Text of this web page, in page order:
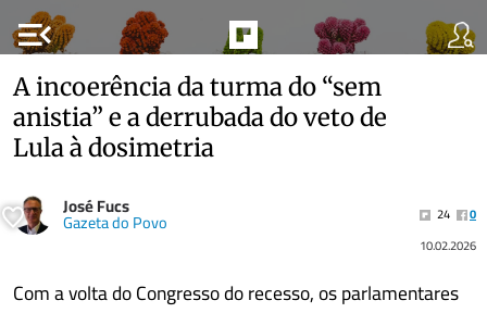
menu_open
A incoerência da turma do “sem
anistia” e a derrubada do veto de
Lula à dosimetria
José Fucs
Gazeta do Povo 24
0
10.02.2026
Com a volta do Congresso do recesso, os parlamentares